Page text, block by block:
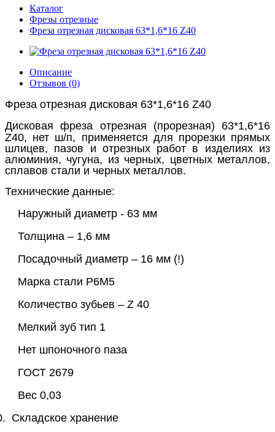
Каталог
Фрезы отрезные
Фреза отрезная дисковая 63*1,6*16 Z40
Описание
Отзывов (0)
Фреза отрезная дисковая 63*1,6*16 Z40
Дисковая фреза отрезная (прорезная) 63*1,6*16
Z40, нет ш/п, применяется для прорезки прямых
шлицев, пазов и отрезных работ в изделиях из
алюминия, чугуна, из черных, цветных металлов,
сплавов стали и черных металлов.
Технические данные:
Наружный диаметр - 63 мм
Толщина – 1,6 мм
Посадочный диаметр – 16 мм (!)
Марка стали Р6М5
Количество зубьев – Z 40
Мелкий зуб тип 1
Нет шпоночного паза
ГОСТ 2679
Вес 0,03
Складское хранение